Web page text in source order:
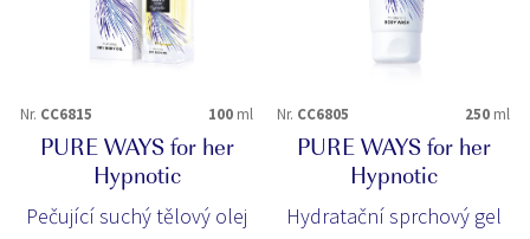
Nr. CC6815 100 ml
PURE WAYS for her
Hypnotic
Pečující suchý tělový olej
Nr. CC6805 250 ml
PURE WAYS for her
Hypnotic
Hydratační sprchový gel